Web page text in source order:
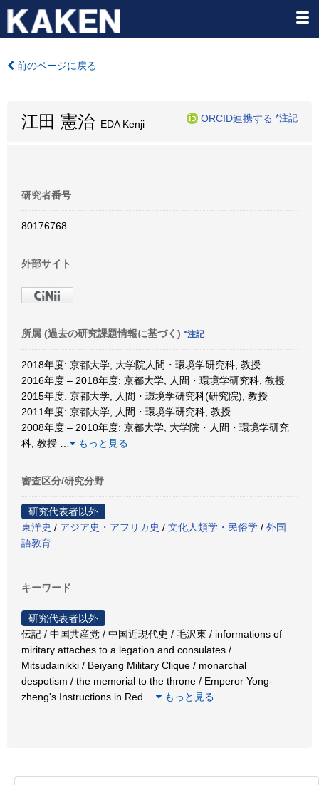
前のページに戻る
江田 憲治 EDA Kenji
ORCID連携する *注記
研究者番号
80176768
外部サイト
所属 (過去の研究課題情報に基づく) *注記
2018年度: 京都大学, 大学院人間・環境学研究科, 教授
2016年度 – 2018年度: 京都大学, 人間・環境学研究科, 教授
2015年度: 京都大学, 人間・環境学研究科(研究院), 教授
2011年度: 京都大学, 人間・環境学研究科, 教授
2008年度 – 2010年度: 京都大学, 大学院・人間・環境学研究
科, 教授
もっと見る
審査区分/研究分野
研究代表者以外
東洋史 / アジア史・アフリカ史 / 文化人類学・民俗学 / 外国
語教育
キーワード
研究代表者以外
伝記 / 中国共産党 / 中国近現代史 / 毛沢東 / informations of
miritary attaches to a legation and consulates /
Mitsudainikki / Beiyang Military Clique / monarchal
despotism / the memorial to the throne / Emperor Yong-
zheng's Instructions in Red
もっと見る